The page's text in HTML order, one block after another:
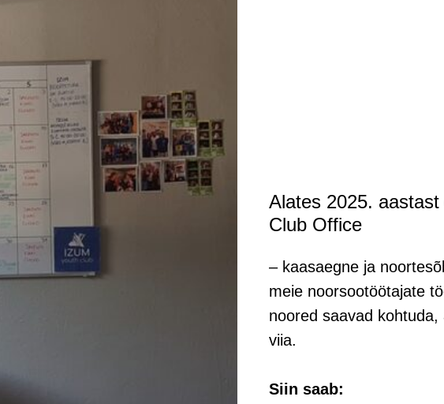
Alates 2025.
Club Office
– kaasaegne ja
meie noorsootöötajate
noored saavad
viia.
Siin saab: